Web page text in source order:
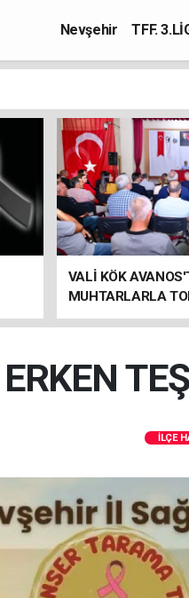
Nevşehir TFF.
VALİ KÖK
MUHTARLARLA
ERKEN
İLÇE